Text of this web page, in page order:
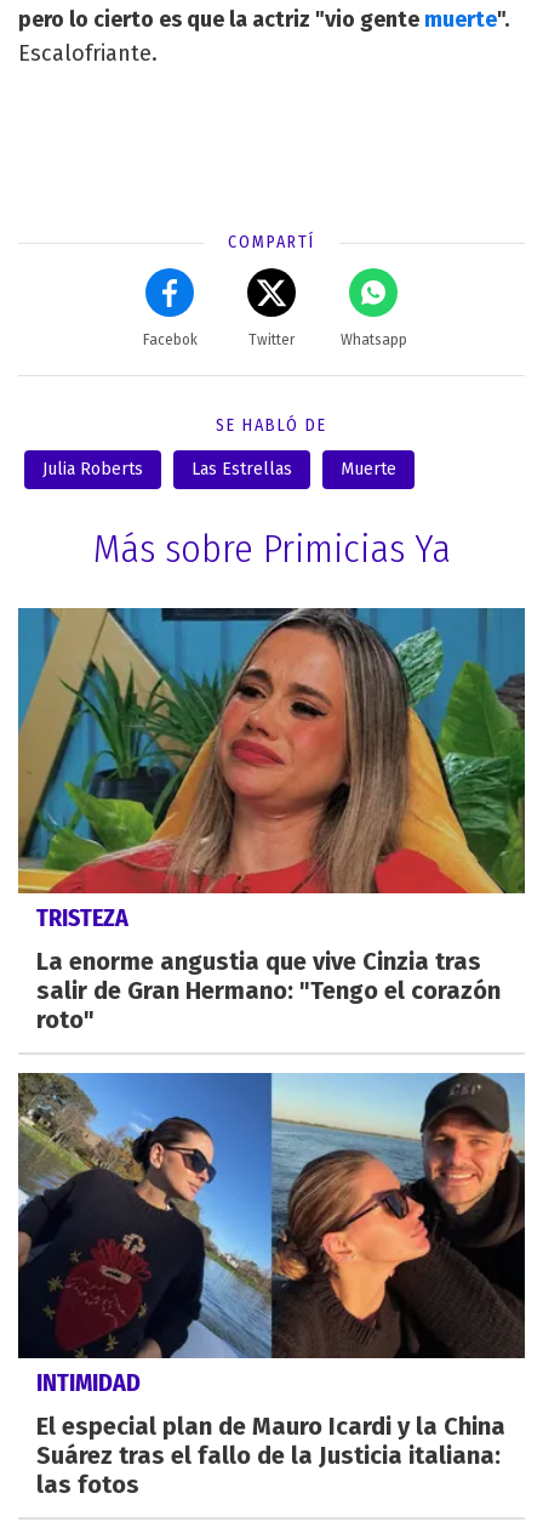
pero lo cierto es que la actriz "vio gente muerte".
Escalofriante.
COMPARTÍ
Facebok Twitter Whatsapp
SE HABLÓ DE
Julia Roberts Las Estrellas Muerte
Más sobre Primicias Ya
TRISTEZA
La enorme angustia que vive Cinzia tras
salir de Gran Hermano: "Tengo el corazón
roto"
INTIMIDAD
El especial plan de Mauro Icardi y la China
Suárez tras el fallo de la Justicia italiana:
las fotos